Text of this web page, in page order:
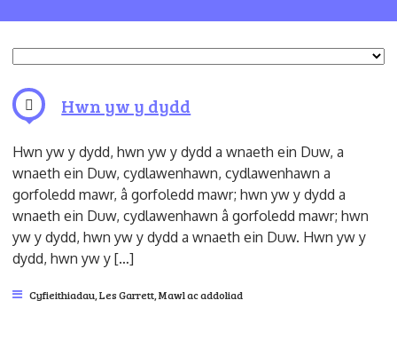
Hwn yw y dydd
Hwn yw y dydd, hwn yw y dydd a wnaeth ein Duw, a
wnaeth ein Duw, cydlawenhawn, cydlawenhawn a
gorfoledd mawr, â gorfoledd mawr; hwn yw y dydd a
wnaeth ein Duw, cydlawenhawn â gorfoledd mawr; hwn
yw y dydd, hwn yw y dydd a wnaeth ein Duw. Hwn yw y
dydd, hwn yw y […]
Cyfieithiadau Les Garrett Mawl ac addoliad